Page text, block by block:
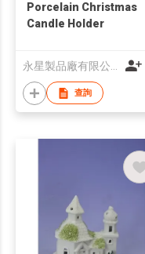
Porcelain Christmas
Candle Holder
永星製品廠有限公司
查詢